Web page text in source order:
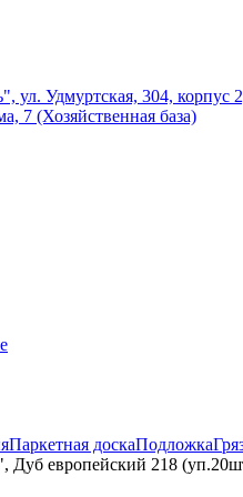
ул. Удмуртская, 304, корпус
7 (Хозяйственная база)
Паркетная доскаПодложка
Дуб европейский 218